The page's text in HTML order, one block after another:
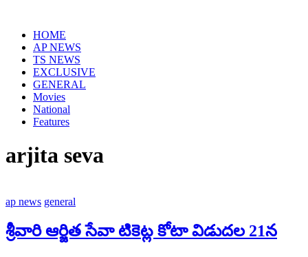
contentHOME
AP NEWS
TS NEWS
EXCLUSIVE
GENERAL
Movies
National
Features
arjita seva
ap news general
శ్రీవారి ఆర్జిత సేవా టికెట్ల కోటా విడుదల 21న